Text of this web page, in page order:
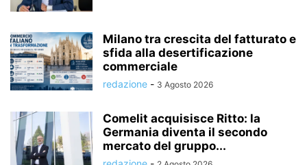
Milano tra crescita del fatturato e
sfida alla desertificazione
commerciale
redazione - 3 Agosto 2026
Comelit acquisisce Ritto: la
Germania diventa il secondo
mercato del gruppo...